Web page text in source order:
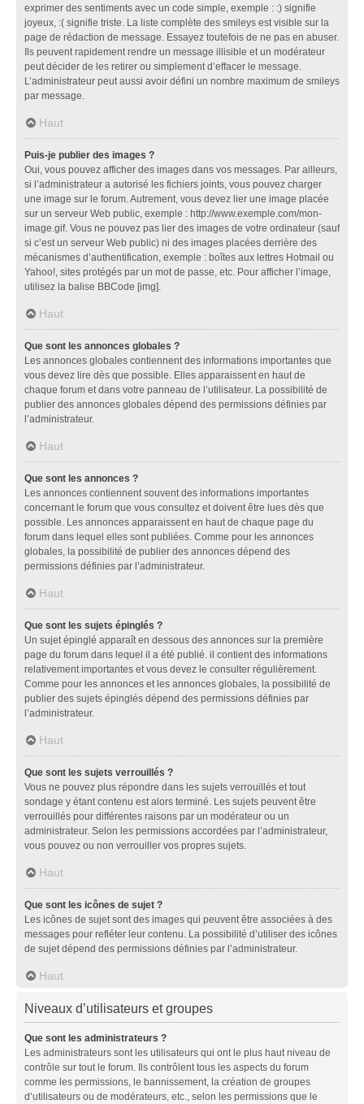
exprimer des sentiments avec un code simple, exemple : :) signifie
joyeux, :( signifie triste. La liste complète des smileys est visible sur la
page de rédaction de message. Essayez toutefois de ne pas en abuser.
Ils peuvent rapidement rendre un message illisible et un modérateur
peut décider de les retirer ou simplement d’effacer le message.
L’administrateur peut aussi avoir défini un nombre maximum de smileys
par message.
Haut
Puis-je publier des images ?
Oui, vous pouvez afficher des images dans vos messages. Par ailleurs,
si l’administrateur a autorisé les fichiers joints, vous pouvez charger
une image sur le forum. Autrement, vous devez lier une image placée
sur un serveur Web public, exemple : http://www.exemple.com/mon-
image.gif. Vous ne pouvez pas lier des images de votre ordinateur (sauf
si c’est un serveur Web public) ni des images placées derrière des
mécanismes d’authentification, exemple : boîtes aux lettres Hotmail ou
Yahoo!, sites protégés par un mot de passe, etc. Pour afficher l’image,
utilisez la balise BBCode [img].
Haut
Que sont les annonces globales ?
Les annonces globales contiennent des informations importantes que
vous devez lire dès que possible. Elles apparaissent en haut de
chaque forum et dans votre panneau de l’utilisateur. La possibilité de
publier des annonces globales dépend des permissions définies par
l’administrateur.
Haut
Que sont les annonces ?
Les annonces contiennent souvent des informations importantes
concernant le forum que vous consultez et doivent être lues dès que
possible. Les annonces apparaissent en haut de chaque page du
forum dans lequel elles sont publiées. Comme pour les annonces
globales, la possibilité de publier des annonces dépend des
permissions définies par l’administrateur.
Haut
Que sont les sujets épinglés ?
Un sujet épinglé apparaît en dessous des annonces sur la première
page du forum dans lequel il a été publié. il contient des informations
relativement importantes et vous devez le consulter régulièrement.
Comme pour les annonces et les annonces globales, la possibilité de
publier des sujets épinglés dépend des permissions définies par
l’administrateur.
Haut
Que sont les sujets verrouillés ?
Vous ne pouvez plus répondre dans les sujets verrouillés et tout
sondage y étant contenu est alors terminé. Les sujets peuvent être
verrouillés pour différentes raisons par un modérateur ou un
administrateur. Selon les permissions accordées par l’administrateur,
vous pouvez ou non verrouiller vos propres sujets.
Haut
Que sont les icônes de sujet ?
Les icônes de sujet sont des images qui peuvent être associées à des
messages pour refléter leur contenu. La possibilité d’utiliser des icônes
de sujet dépend des permissions définies par l’administrateur.
Haut
Niveaux d’utilisateurs et groupes
Que sont les administrateurs ?
Les administrateurs sont les utilisateurs qui ont le plus haut niveau de
contrôle sur tout le forum. Ils contrôlent tous les aspects du forum
comme les permissions, le bannissement, la création de groupes
d’utilisateurs ou de modérateurs, etc., selon les permissions que le